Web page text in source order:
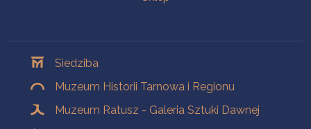
Siedziba
Muzeum Historii Tarnowa i Regionu
Muzeum Ratusz - Galeria Sztuki Dawnej